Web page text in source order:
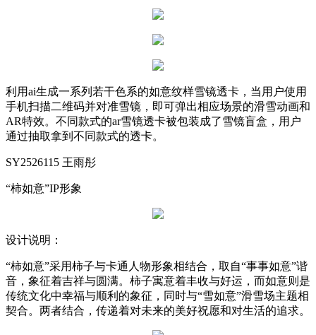
利用ai生成一系列若干色系的如意纹样雪镜透卡，当用户使用
手机扫描二维码并对准雪镜，即可弹出相应场景的滑雪动画和
AR特效。不同款式的ar雪镜透卡被包装成了雪镜盲盒，用户
通过抽取拿到不同款式的透卡。
SY2526115 王雨彤
“柿如意”IP形象
设计说明：
“柿如意”采用柿子与卡通人物形象相结合，取自“事事如意”谐
音，象征着吉祥与圆满。柿子寓意着丰收与好运，而如意则是
传统文化中幸福与顺利的象征，同时与“雪如意”滑雪场主题相
契合。两者结合，传递着对未来的美好祝愿和对生活的追求。